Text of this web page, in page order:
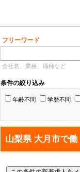
フリーワード
会社名、業種、職種など
条件の絞り込み
年齢不問 学歴不問
山梨県 大月市で